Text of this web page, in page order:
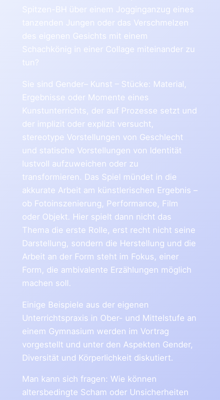
Spitzen-BH über einem Jogginganzug eines
tanzenden Jungen oder das Verschmelzen
des eigenen Gesichts mit einem
Schachkönig in einer Collage miteinander zu
tun?
Sie sind Gender– Kunst – Stücke: Material,
Ergebnisse oder Momente eines
Kunstunterrichts, der auf Prozesse setzt und
der implizit oder explizit versucht,
stereotype Vorstellungen von Geschlecht
und statische Vorstellungen von Identität
lustvoll aufzuweichen oder zu
transformieren. Das Spiel mündet in die
akkurate Arbeit am künstlerischen Ergebnis –
ob Fotoinszenierung, Performance, Film
oder Objekt. Hier spielt dann nicht das
Thema die erste Rolle, erst recht nicht seine
Darstellung, sondern die Herstellung und die
Arbeit an der Form steht im Fokus, einer
Form, die ambivalente Erzählungen möglich
machen soll.
Einige Beispiele aus der eigenen
Unterrichtspraxis in Ober- und Mittelstufe an
einem Gymnasium werden im Vortrag
vorgestellt und unter den Aspekten Gender,
Diversität und Körperlichkeit diskutiert.
Man kann sich fragen: Wie können
altersbedingte Scham oder Unsicherheiten